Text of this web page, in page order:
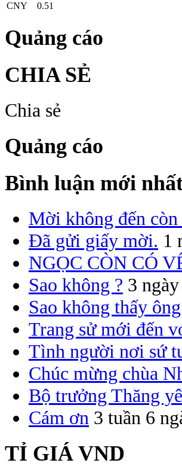
CNY
0.51
Quảng cáo
CHIA SẺ
Chia sẻ
Quảng cáo
Bình luận mới
Mời không đến còn
Đã gửi giấy mời. 1
NGỌC CÒN CÓ
Sao không ? 3
Sao không thấy
Trang sử mới đến
Tình người nơi sứ
Chúc mừng chùa
Bộ trưởng Thăng
Cám ơn 3 tuần 6
TỈ GIÁ VND